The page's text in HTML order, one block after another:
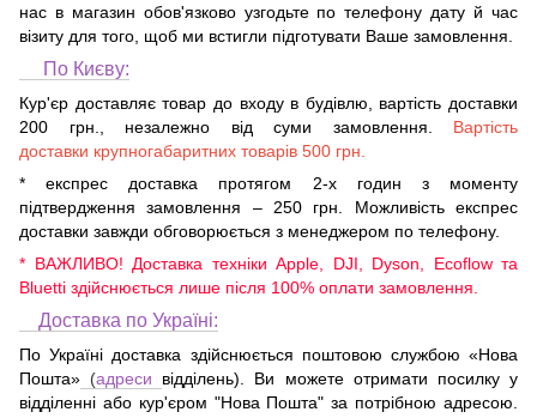
нас в магазин обов'язково узгодьте по телефону дату й час
візиту для того, щоб ми встигли підготувати Ваше замовлення.
По Києву:
Кур'єр доставляє товар до входу в будівлю, вартість доставки
200 грн., незалежно від суми замовлення. Вартість
доставки крупногабаритних товарів 500 грн.
* експрес доставка протягом 2-х годин з моменту
підтвердження замовлення – 250 грн. Можливість експрес
доставки завжди обговорюється з менеджером по телефону.
* ВАЖЛИВО! Доставка техніки Apple, DJI, Dyson, Ecoflow та
Bluetti здійснюється лише після 100% оплати замовлення.
Доставка по Україні:
По Україні доставка здійснюється поштовою службою «Нова
Пошта» (адреси
відділень). Ви можете отримати посилку у
відділенні або кур'єром "Нова Пошта" за потрібною адресою.